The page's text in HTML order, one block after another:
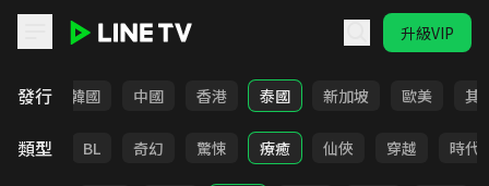
升級VIP
發行
日本 韓國 中國 香港 泰國 新加坡 歐美 其
類型
勵志 BL 奇幻 驚悚 療癒 仙俠 穿越 時代